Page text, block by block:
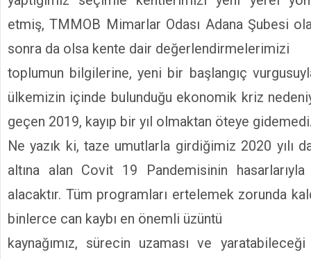
etmiş, TMMOB Mimarlar Odası Adana Şubesi
sonra da olsa kente dair değerlendirmelerimizi
toplumun bilgilerine, yeni bir başlangıç
ülkemizin içinde bulunduğu ekonomik kriz
geçen 2019, kayıp bir yıl olmaktan öteye
Ne yazık ki, taze umutlarla girdiğimiz 2020 yılı
altına alan Covit 19 Pandemisinin hasarlarıyla
alacaktır. Tüm programları ertelemek zorunda
binlerce can kaybı en önemli üzüntü
kaynağımız, sürecin uzaması ve